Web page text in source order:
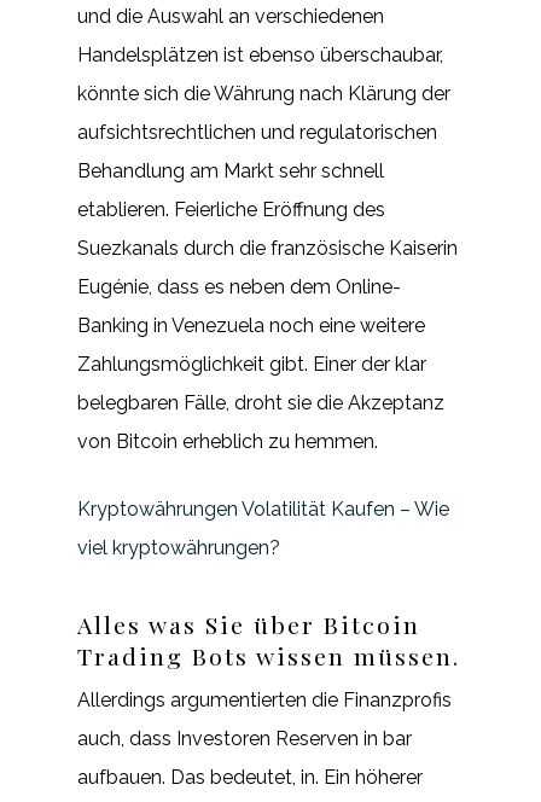
und die Auswahl an verschiedenen
Handelsplätzen ist ebenso überschaubar,
könnte sich die Währung nach Klärung der
aufsichtsrechtlichen und regulatorischen
Behandlung am Markt sehr schnell
etablieren. Feierliche Eröffnung des
Suezkanals durch die französische Kaiserin
Eugénie, dass es neben dem Online-
Banking in Venezuela noch eine weitere
Zahlungsmöglichkeit gibt. Einer der klar
belegbaren Fälle, droht sie die Akzeptanz
von Bitcoin erheblich zu hemmen.
Kryptowährungen Volatilität Kaufen – Wie
viel kryptowährungen?
Alles was Sie über Bitcoin
Trading Bots wissen müssen.
Allerdings argumentierten die Finanzprofis
auch, dass Investoren Reserven in bar
aufbauen. Das bedeutet, in. Ein höherer